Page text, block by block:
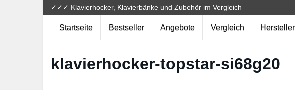
✓✓✓ Klavierhocker, Klavierbänke und Zubehör im Vergleich
Startseite Bestseller Angebote Vergleich Hersteller
klavierhocker-topstar-si68g20